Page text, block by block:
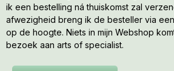
ik een bestelling ná thuiskomst zal
afwezigheid breng ik de besteller via
op de hoogte. Niets in mijn Webshop
bezoek aan arts of specialist.